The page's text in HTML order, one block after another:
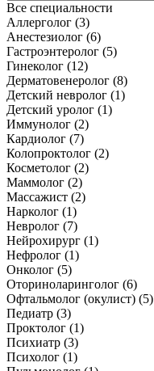
Все специальности
Аллерголог (3)
Анестезиолог (6)
Гастроэнтеролог (5)
Гинеколог (12)
Дерматовенеролог (8)
Детский невролог (1)
Детский уролог (1)
Иммунолог (2)
Кардиолог (7)
Колопроктолог (2)
Косметолог (2)
Маммолог (2)
Массажист (2)
Нарколог (1)
Невролог (7)
Нейрохирург (1)
Нефролог (1)
Онколог (5)
Оториноларинголог (6)
Офтальмолог (окулист) (5)
Педиатр (3)
Проктолог (1)
Психиатр (3)
Психолог (1)